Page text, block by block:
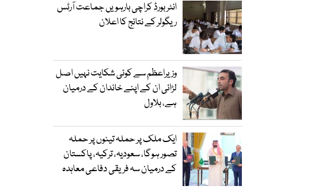
انٹر بورڈ کراچی بارہویں جماعت آرٹس
ریگولر کے نتائج کا اعلان
وزیراعظم سے کوئی شکایت نہیں اصل
لڑائی ان کے اپنے خاندان کے درمیان
ہے، بلاول
ایک ملک پر حملہ تینوں پر حملہ
تصور ہوگا، سعودیہ، ترکیہ، پاکستان
کے درمیان سہ فریقی دفاعی معاہدہ